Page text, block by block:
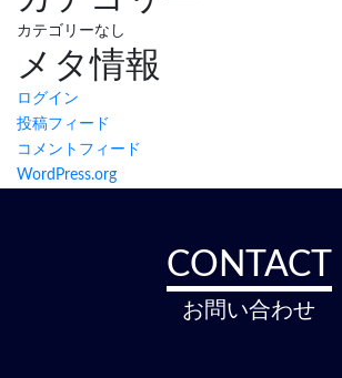
カテゴリーなし
メタ情報
ログイン
投稿フィード
コメントフィード
WordPress.org
CONTACT
お問い合わせ